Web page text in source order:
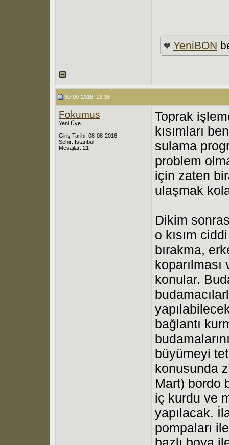
YeniBON
30-09-2016, 13:38
Fokumus
Yeni Üye
Giriş Tarihi: 08-08-2016
Şehir: İstanbul
Mesajlar: 21
Toprak
kısımları
sulama
problem
için zaten
ulaşmak
Dikim
o kısım
bırakma,
konular.
bağlantı
büyümeyi
konusunda
Mart) bordo
iç kurdu ve
yapılacak.
pompaları